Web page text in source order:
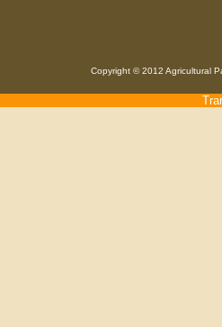
Copyright © 2012 Agricultural